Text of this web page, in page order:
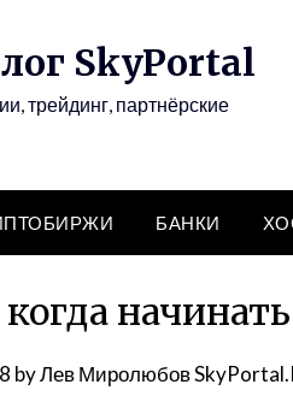
SkyPortal
трейдинг, партнёрские
БАНКИ
byЛев Миролюбов